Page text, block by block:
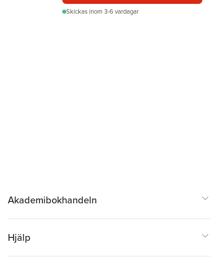
Skickas inom 3-6 vardagar
Akademibokhandeln
Hjälp